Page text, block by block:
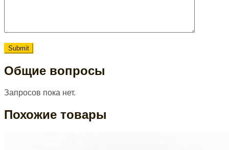
Общие вопросы
Запросов пока нет.
Похожие товары